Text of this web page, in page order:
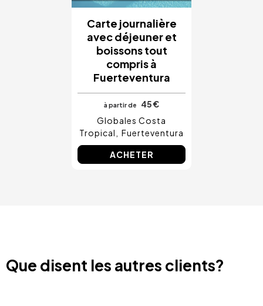
Carte journalière
avec déjeuner et
boissons tout
compris à
Fuerteventura
à partir de
45 €
Globales Costa
Tropical
Fuerteventura
ACHETER
Que disent les autres clients?